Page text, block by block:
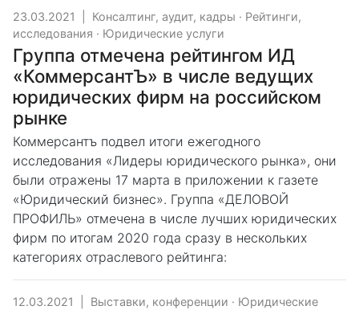
23.03.2021 Консалтинг, аудит, кадры · Рейтинги,
исследования · Юридические услуги
Группа отмечена рейтингом ИД
«КоммерсантЪ» в числе ведущих
юридических фирм на российском
рынке
Коммерсантъ подвел итоги ежегодного
исследования «Лидеры юридического рынка», они
были отражены 17 марта в приложении к газете
«Юридический бизнес». Группа «ДЕЛОВОЙ
ПРОФИЛЬ» отмечена в числе лучших юридических
фирм по итогам 2020 года сразу в нескольких
категориях отраслевого рейтинга:
12.03.2021 Выставки, конференции · Юридические